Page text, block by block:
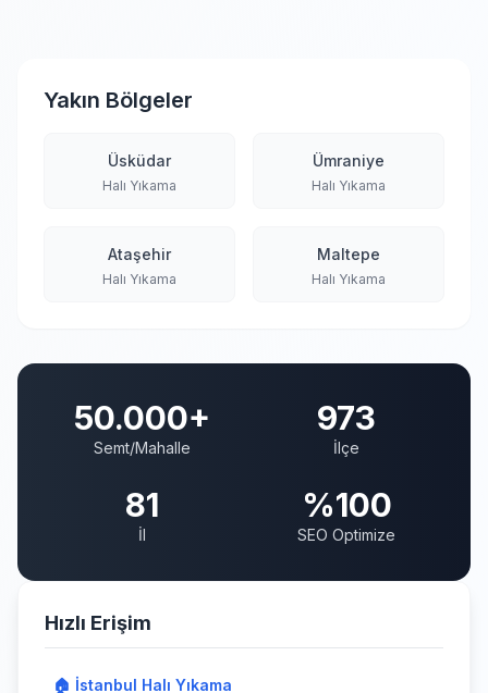
Yakın Bölgeler
Üsküdar
Halı Yıkama
Ümraniye
Halı Yıkama
Ataşehir
Halı Yıkama
Maltepe
Halı Yıkama
50.000+
Semt/Mahalle
973
İlçe
81
İl
%100
SEO Optimize
Hızlı Erişim
🏠 İstanbul Halı Yıkama